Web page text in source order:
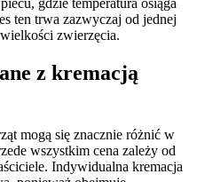
ten trwa zazwyczaj od jednej
zwierzęcia.
z kremacją
mogą się znacznie różnić w
wszystkim cena zależy od
Indywidualna kremacja